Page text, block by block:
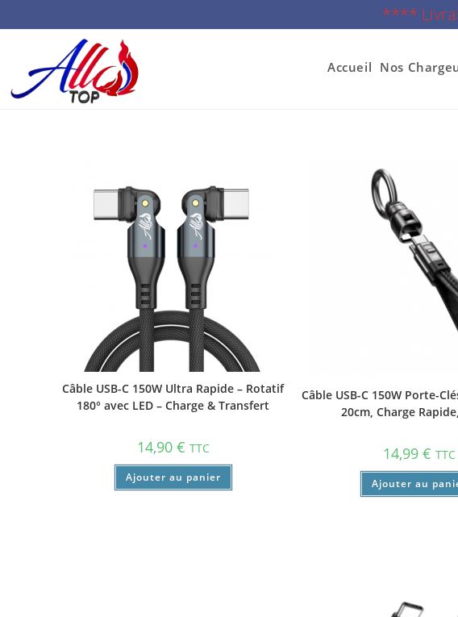
****
Accueil Nos
Câble USB-C 150W Ultra Rapide – Rotatif
180° avec LED – Charge & Transfert
14,90 € TTC
Ajouter au panier
Câble USB-C 150W Porte-
20cm, Charge
14,99 € TTC
Ajouter au